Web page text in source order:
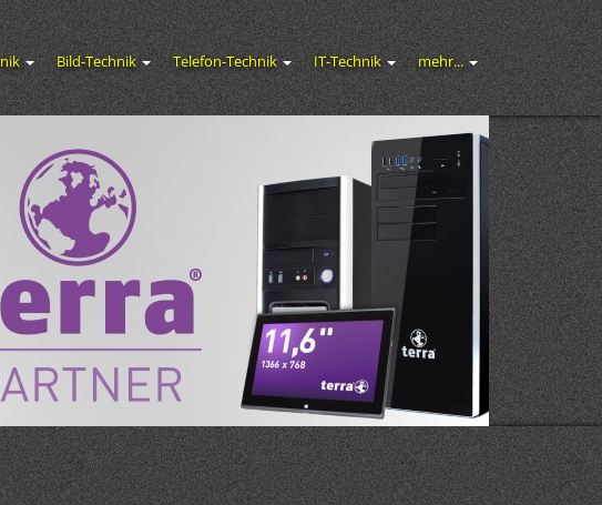
Bild-Technik Telefon-Technik IT-Technik mehr...